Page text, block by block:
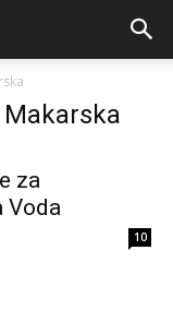
za
Voda
10